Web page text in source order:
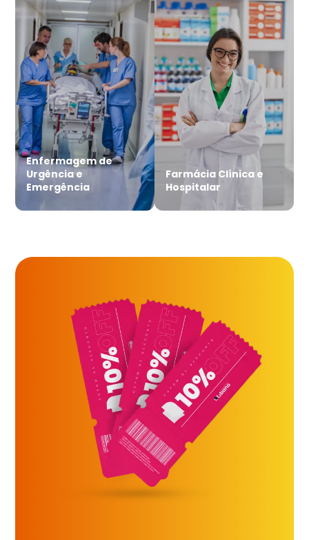
Enfermagem de
Urgência e
Emergência
Farmácia Clínica e
Hospitalar